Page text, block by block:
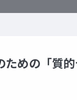
めの「質的